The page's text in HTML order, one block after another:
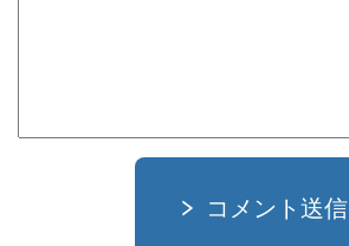
コメント送信